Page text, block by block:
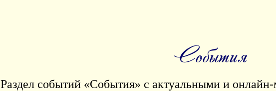
События
Раздел событий «События» с актуальными и